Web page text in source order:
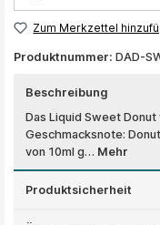
Zum Merkzettel
Produktnummer: DAD-
Beschreibung
Das Liquid Sweet
Geschmacksnote:
von 10ml g… Mehr
Produktsicherheit